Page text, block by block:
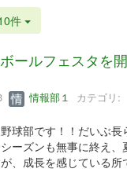
件
ールフェスタを
情報部１ カテゴリ:
球部です！！だいぶ長
ーズンも無事に終え
、成長を感じている所